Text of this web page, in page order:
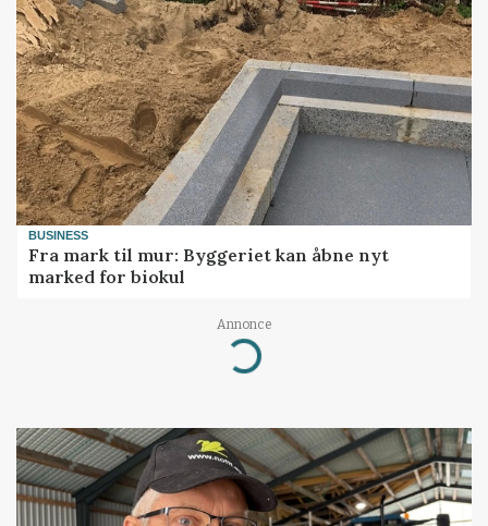
BUSINESS
Fra mark til mur: Byggeriet kan åbne nyt
marked for biokul
Annonce
Loading...